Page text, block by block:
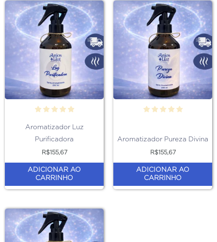
Aromatizador Luz
Purificadora
R$155,67
ADICIONAR AO
CARRINHO
Aromatizador Pureza Divina
R$155,67
ADICIONAR AO
CARRINHO